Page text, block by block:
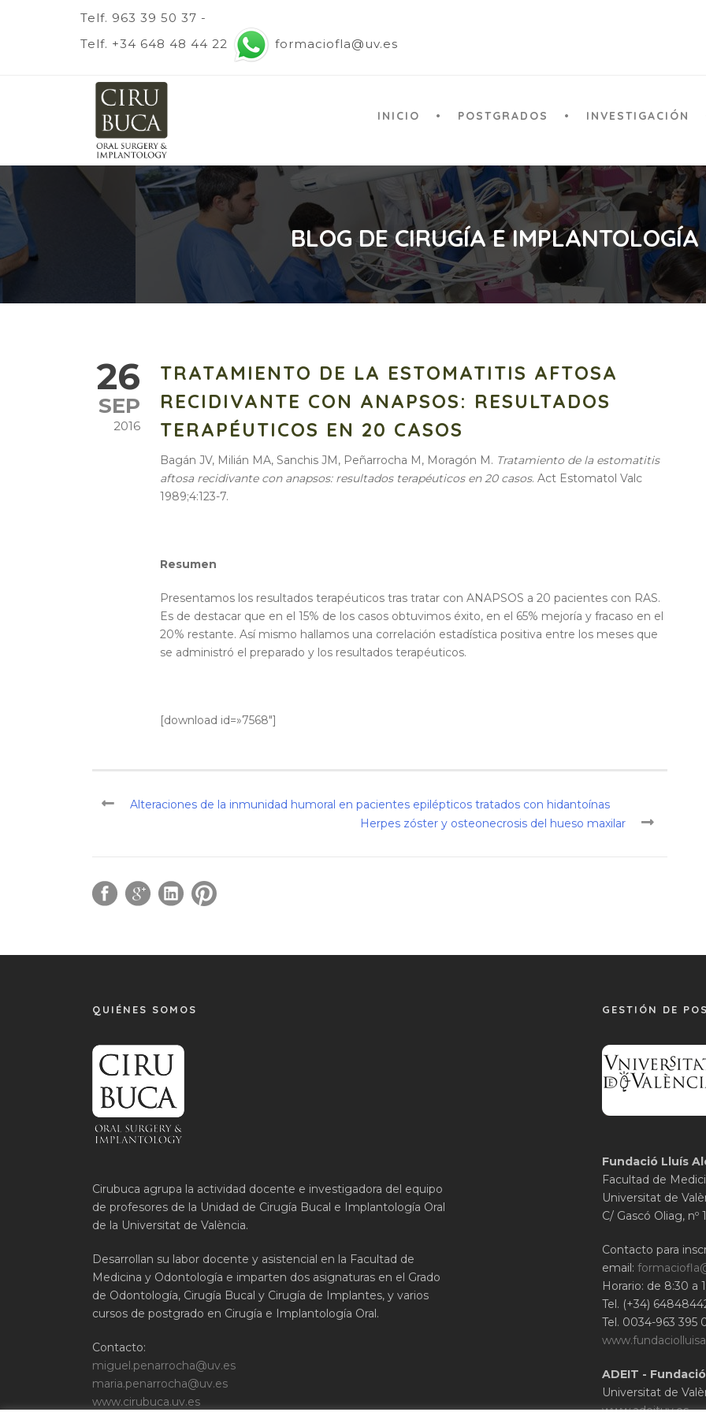
Telf. 963 39 50 37 -
Telf. +34 648 48 44 22
formaciofla@uv.es
INICIO POSTGRADOS INVESTIGACIÓN
BLOG DE CIRUGÍA E
26
SEP
2016
TRATAMIENTO DE LA ESTOMATITIS AFTOSA
RECIDIVANTE CON ANAPSOS: RESULTADOS
TERAPÉUTICOS EN 20 CASOS
Bagán JV, Milián MA, Sanchis JM, Peñarrocha M, Moragón M. Tratamiento de la estomatitis
aftosa recidivante con anapsos: resultados terapéuticos en 20 casos. Act Estomatol Valc
1989;4:123-7.
Resumen
Presentamos los resultados terapéuticos tras tratar con ANAPSOS a 20 pacientes con RAS.
Es de destacar que en el 15% de los casos obtuvimos éxito, en el 65% mejoría y fracaso en el
20% restante. Así mismo hallamos una correlación estadística positiva entre los meses que
se administró el preparado y los resultados terapéuticos.
[download id=»7568″]
Alteraciones de la inmunidad humoral en pacientes epilépticos tratados con hidantoínas
Herpes zóster y osteonecrosis del hueso maxilar
QUIÉNES SOMOS
Cirubuca agrupa la actividad docente e investigadora del equipo
de profesores de la Unidad de Cirugía Bucal e Implantología Oral
de la Universitat de València.
Desarrollan su labor docente y asistencial en la Facultad de
Medicina y Odontología e imparten dos asignaturas en el Grado
de Odontología, Cirugía Bucal y Cirugía de Implantes, y varios
cursos de postgrado en Cirugía e Implantología Oral.
Contacto:
miguel.penarrocha@uv.es
maria.penarrocha@uv.es
www.cirubuca.uv.es
GESTIÓN DE
Fundació Lluís
Facultad de
Universitat de
C/ Gascó Oliag, nº
Contacto para
email:
Horario: de 8:30 a
Tel. (+34)
Tel. 0034-963 395
ADEIT -
Universitat de